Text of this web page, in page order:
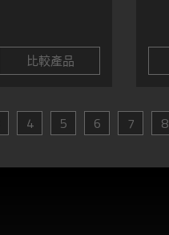
比較產品
4 5 6 7 8